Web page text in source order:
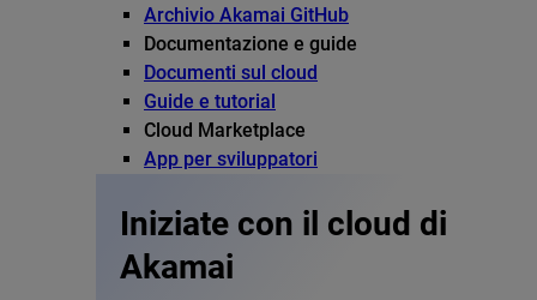
Archivio Akamai GitHub
Documentazione e guide
Documenti sul cloud
Guide e tutorial
Cloud Marketplace
App per sviluppatori
Iniziate con il cloud di
Akamai